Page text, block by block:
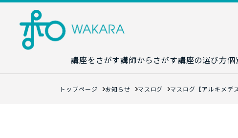
講座をさがす講師からさがす講座の選び方
講座カレンダー
個
生成
トップページ お知らせ マスログ マスログ【アルキメデ